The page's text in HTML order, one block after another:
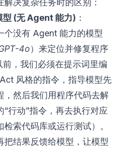
解决复杂任务时的区别：
型 (无 Agent 能力) ：
个没有 Agent 能力的模型
4o）来定位并修复程序
，我们必须在提示词里编
风格的指令，指导模型先
，然后我们用程序代码去解
“行动”指令，再去执行对应
检索代码库或运行测试）。
把结果反馈给模型，让模型